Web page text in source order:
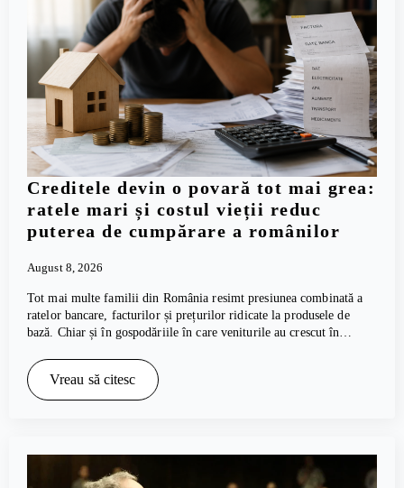
Creditele devin o povară tot mai grea:
ratele mari și costul vieții reduc
puterea de cumpărare a românilor
August 8, 2026
Tot mai multe familii din România resimt presiunea combinată a
ratelor bancare, facturilor și prețurilor ridicate la produsele de
bază. Chiar și în gospodăriile în care veniturile au crescut în…
Vreau să citesc